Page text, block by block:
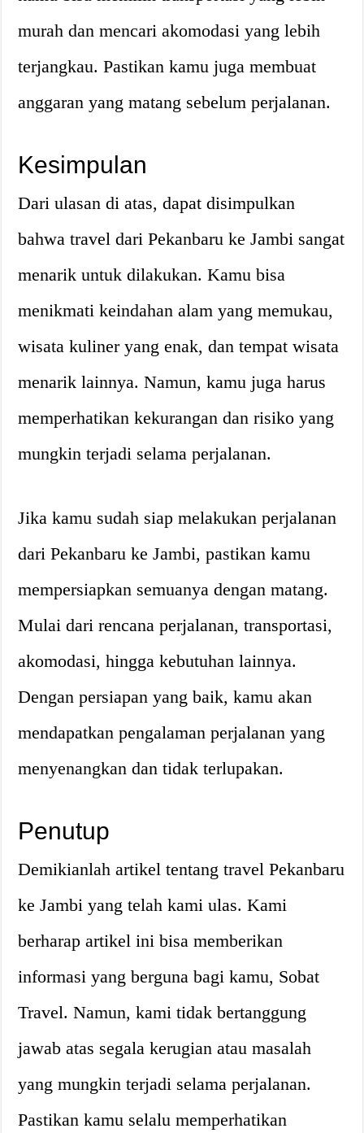
murah dan mencari akomodasi yang lebih
terjangkau. Pastikan kamu juga membuat
anggaran yang matang sebelum perjalanan.
Kesimpulan
Dari ulasan di atas, dapat disimpulkan
bahwa travel dari Pekanbaru ke Jambi sangat
menarik untuk dilakukan. Kamu bisa
menikmati keindahan alam yang memukau,
wisata kuliner yang enak, dan tempat wisata
menarik lainnya. Namun, kamu juga harus
memperhatikan kekurangan dan risiko yang
mungkin terjadi selama perjalanan.
Jika kamu sudah siap melakukan perjalanan
dari Pekanbaru ke Jambi, pastikan kamu
mempersiapkan semuanya dengan matang.
Mulai dari rencana perjalanan, transportasi,
akomodasi, hingga kebutuhan lainnya.
Dengan persiapan yang baik, kamu akan
mendapatkan pengalaman perjalanan yang
menyenangkan dan tidak terlupakan.
Penutup
Demikianlah artikel tentang travel Pekanbaru
ke Jambi yang telah kami ulas. Kami
berharap artikel ini bisa memberikan
informasi yang berguna bagi kamu, Sobat
Travel. Namun, kami tidak bertanggung
jawab atas segala kerugian atau masalah
yang mungkin terjadi selama perjalanan.
Pastikan kamu selalu memperhatikan